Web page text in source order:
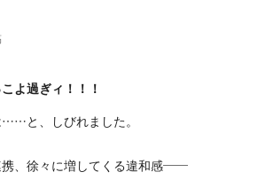
よ過ぎィ！！！
と、しびれました。
携、徐々に増してくる違和感——